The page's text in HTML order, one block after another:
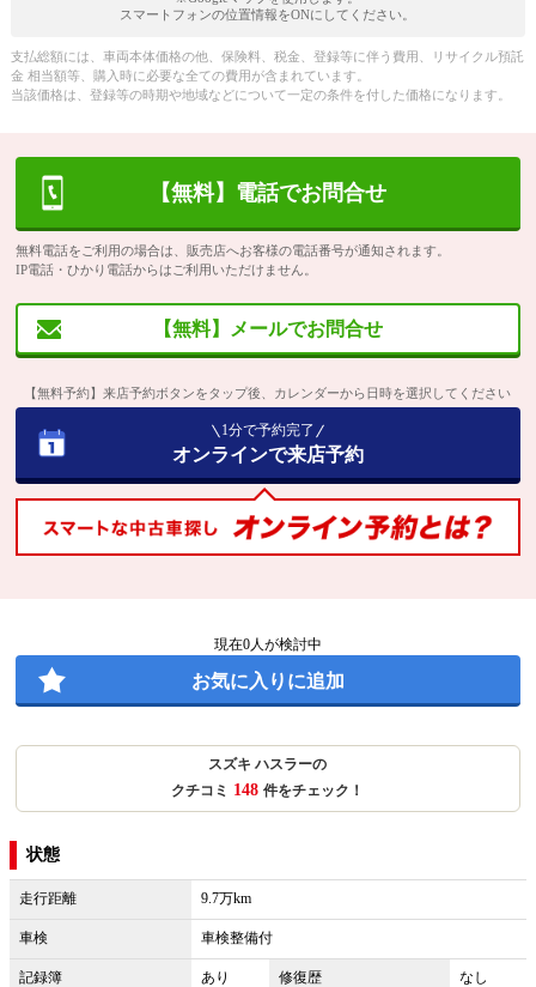
スマートフォンの位置情報をONにしてください。
支払総額には、車両本体価格の他、保険料、税金、登録等に伴う費用、リサイクル預託
金 相当額等、購入時に必要な全ての費用が含まれています。
当該価格は、登録等の時期や地域などについて一定の条件を付した価格になります。
【無料】電話でお問合せ
無料電話をご利用の場合は、販売店へお客様の電話番号が通知されます。
IP電話・ひかり電話からはご利用いただけません。
【無料】メールでお問合せ
【無料予約】来店予約ボタンをタップ後、カレンダーから日時を選択してください
1分で予約完了
オンラインで来店予約
現在0人が検討中
お気に入りに追加
スズキ ハスラーの
クチコミ 148 件をチェック！
状態
走行距離 9.7万km
車検 車検整備付
記録簿 あり 修復歴 なし